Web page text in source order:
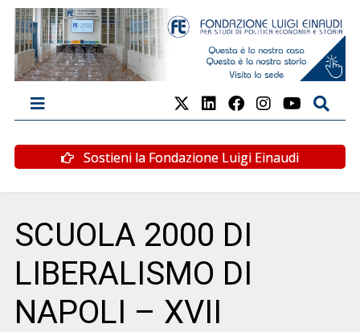
Sostieni la Fondazione Luigi Einaudi
SCUOLA 2000 DI
LIBERALISMO DI
NAPOLI – XVII